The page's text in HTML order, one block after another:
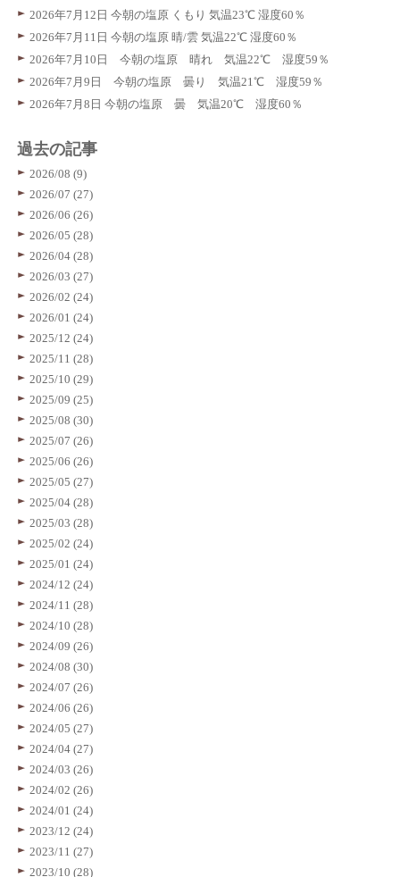
2026年7月12日 今朝の塩原 くもり 気温23℃ 湿度60％
2026年7月11日 今朝の塩原 晴/雲 気温22℃ 湿度60％
2026年7月10日 今朝の塩原 晴れ 気温22℃ 湿度59％
2026年7月9日 今朝の塩原 曇り 気温21℃ 湿度59％
2026年7月8日 今朝の塩原 曇 気温20℃ 湿度60％
過去の記事
2026/08 (9)
2026/07 (27)
2026/06 (26)
2026/05 (28)
2026/04 (28)
2026/03 (27)
2026/02 (24)
2026/01 (24)
2025/12 (24)
2025/11 (28)
2025/10 (29)
2025/09 (25)
2025/08 (30)
2025/07 (26)
2025/06 (26)
2025/05 (27)
2025/04 (28)
2025/03 (28)
2025/02 (24)
2025/01 (24)
2024/12 (24)
2024/11 (28)
2024/10 (28)
2024/09 (26)
2024/08 (30)
2024/07 (26)
2024/06 (26)
2024/05 (27)
2024/04 (27)
2024/03 (26)
2024/02 (26)
2024/01 (24)
2023/12 (24)
2023/11 (27)
2023/10 (28)